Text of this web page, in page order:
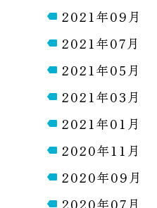
2021年09月
2021年07月
2021年05月
2021年03月
2021年01月
2020年11月
2020年09月
2020年07月